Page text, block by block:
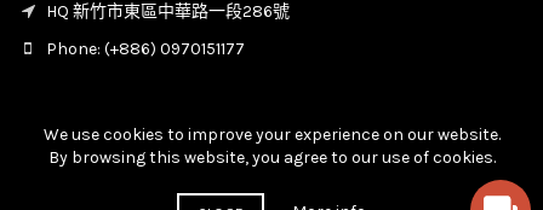
HQ 新竹市東區中華路一段286號
Phone: (+886) 0970151177
We use cookies to improve your experience on our website.
By browsing this website, you agree to our use of cookies.